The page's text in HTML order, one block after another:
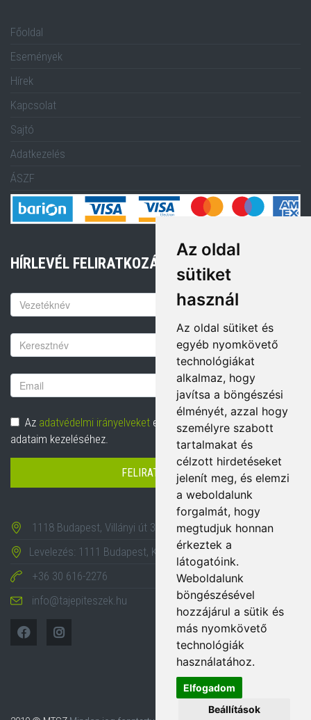
Az oldal
sütiket
használ
Az oldal sütiket és
egyéb nyomkövető
technológiákat
alkalmaz, hogy
javítsa a böngészési
élményét, azzal hogy
személyre szabott
tartalmakat és
célzott hirdetéseket
jelenít meg, és elemzi
a weboldalunk
forgalmát, hogy
megtudjuk honnan
érkeztek a
látogatóink.
Weboldalunk
böngészésével
hozzájárul a sütik és
más nyomkövető
technológiák
használatához.
Elfogadom
Beállítások
Főoldal
Események
Hírek
Kapcsolat
Sajtó
Adatkezelés
ÁSZF
HÍRLEVÉL FELIRATKOZÁS
Keresztnév
Vezetéknév
Email
cím
Adatvédelem
Az adatvédelmi irányelveket elolvastam és hozzájárulok
adataim kezeléséhez.
FELIRATKOZÁS
1118 Budapest, Villányi út 35-43.
Levelezés: 1111 Budapest, Karinthy Frigyes út 24.
+36 30 616-2276
info@tajepiteszek.hu